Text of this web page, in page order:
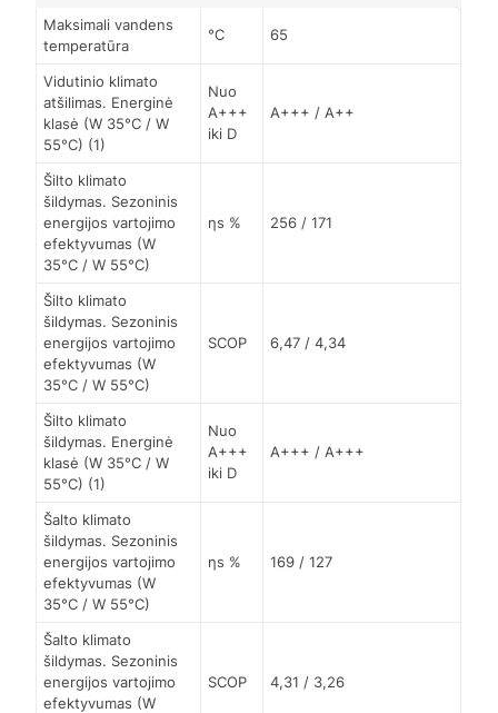
Maksimali vandens
temperatūra
°C 65
Vidutinio klimato
atšilimas. Energinė
klasė (W 35°C / W
55°C) (1)
Nuo
A+++
iki D
A+++ / A++
Šilto klimato
šildymas. Sezoninis
energijos vartojimo
efektyvumas (W
35°C / W 55°C)
ηs % 256 / 171
Šilto klimato
šildymas. Sezoninis
energijos vartojimo
efektyvumas (W
35°C / W 55°C)
SCOP 6,47 / 4,34
Šilto klimato
šildymas. Energinė
klasė (W 35°C / W
55°C) (1)
Nuo
A+++
iki D
A+++ / A+++
Šalto klimato
šildymas. Sezoninis
energijos vartojimo
efektyvumas (W
35°C / W 55°C)
ηs % 169 / 127
Šalto klimato
šildymas. Sezoninis
energijos vartojimo
efektyvumas (W
SCOP 4,31 / 3,26